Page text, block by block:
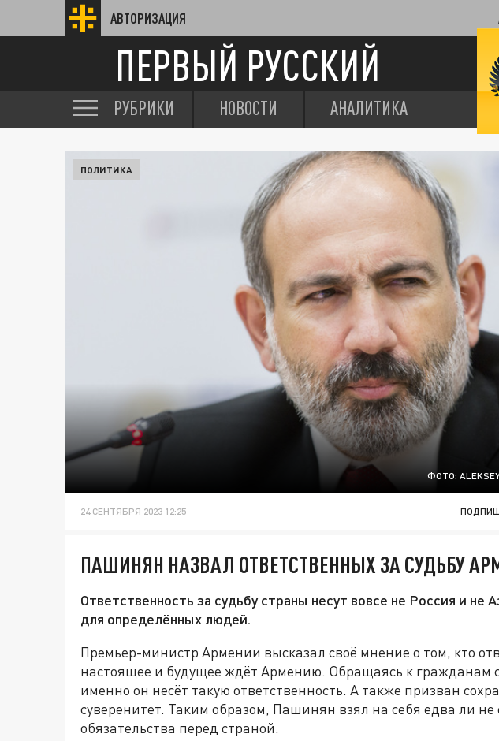
АВТОРИЗАЦИЯ
ПЕРВЫЙ РУССКИЙ
РУБРИКИ НОВОСТИ АНАЛИТИКА
ФОТО: ALEKSEY
ПОЛИТИКА
24 СЕНТЯБРЯ 2023 12:25
ПАШИНЯН НАЗВАЛ ОТВЕТСТВЕННЫХ ЗА СУДЬБУ
Ответственность за судьбу страны несут вовсе не Россия и не
для определённых людей.
Премьер-министр Армении высказал своё мнение о том, кто
настоящее и будущее ждёт Армению. Обращаясь к гражданам
именно он несёт такую ответственность. А также призван
суверенитет. Таким образом, Пашинян взял на себя едва ли
обязательства перед страной.